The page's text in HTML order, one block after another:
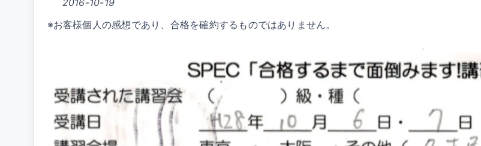
2016-10-19
※お客様個人の感想であり、合格を確約するものではありません。